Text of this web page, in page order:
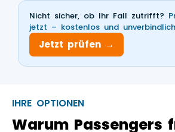
Nicht sicher, ob Ihr Fall zutrifft?
jetzt – kostenlos und
Jetzt prüfen →
IHRE OPTIONEN
Warum Passengers